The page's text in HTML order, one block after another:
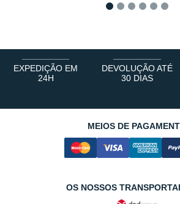
EXPEDIÇÃO EM
24H
DEVOLUÇÃO ATÉ
30 DIAS
MEIOS DE
OS NOSSOS